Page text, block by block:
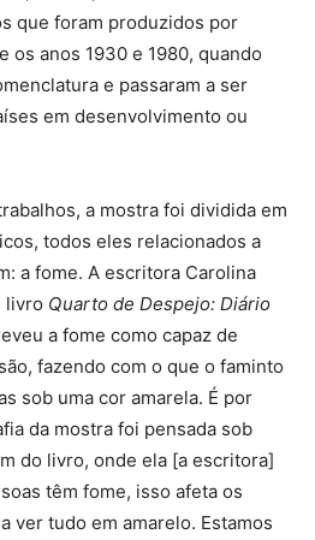
que foram produzidos por
anos 1930 e 1980, quando
e passaram a ser
em desenvolvimento ou
a mostra foi dividida em
todos eles relacionados a
a fome. A escritora Carolina
livro Quarto de Despejo: Diário
a fome como capaz de
fazendo com o que o faminto
sob uma cor amarela. É por
da mostra foi pensada sob
do livro, onde ela [a escritora]
têm fome, isso afeta os
ver tudo em amarelo. Estamos